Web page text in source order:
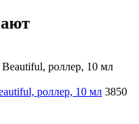
роллер, 10 мл 3850